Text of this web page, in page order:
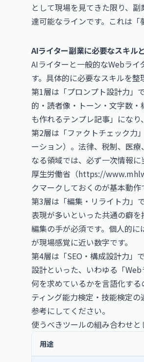
として現場を見てきた限り、
達可能なラインです。これは「
AIライター副業に必要なスキル
AIライターと一般的なWebラ
す。具体的に必要なスキルを整
第1層は「プロンプト設計力」
的・読者像・トーン・文字数
も作れるテンプレ記事」になり
第2層は「ファクトチェック力
ーション）。法律、税制、医
なる領域では、必ず一次情報
厚生労働省（https://
クマークしておくのが基本動作
第3層は「編集・リライト力」
表現が多いといった共通の癖
編集の手が必須です。個人的
が現場感覚に近い数字です。
第4層は「SEO・構成設計力」
設計といった、いわゆる「
何を求めているかを言語化す
ティング能力検定・技能検定
参考にしてください。
使うべきツールの組み合わせと
用途